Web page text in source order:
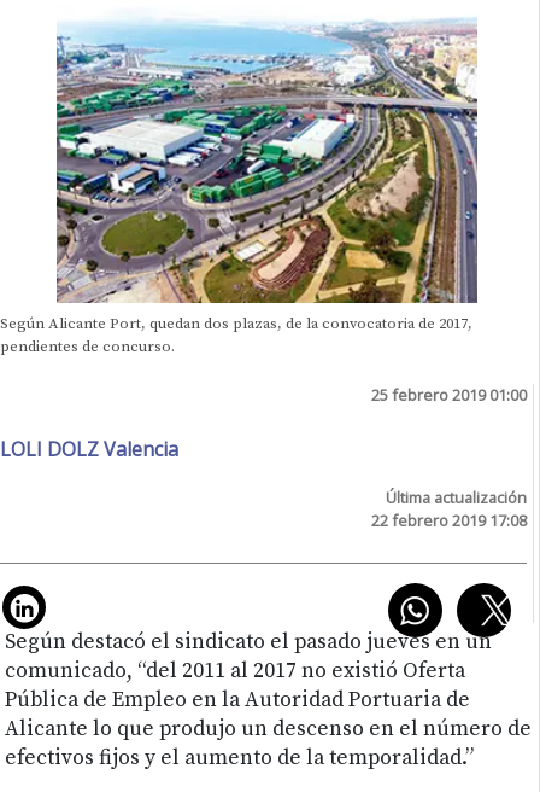
Según Alicante Port, quedan dos plazas, de la convocatoria de 2017,
pendientes de concurso.
25 febrero 2019 01:00
LOLI DOLZ Valencia
Última actualización
22 febrero 2019 17:08
Según destacó el sindicato el pasado jueves en un
comunicado, “del 2011 al 2017 no existió Oferta
Pública de Empleo en la Autoridad Portuaria de
Alicante lo que produjo un descenso en el número de
efectivos fijos y el aumento de la temporalidad.”